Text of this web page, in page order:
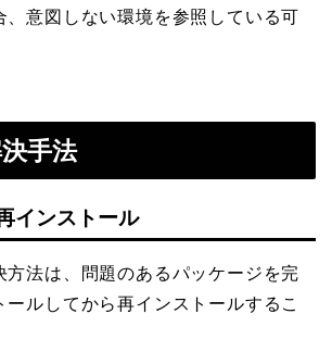
、意図しない環境を参照している可
手法
インストール
方法は、問題のあるパッケージを完
ルしてから再インストールするこ